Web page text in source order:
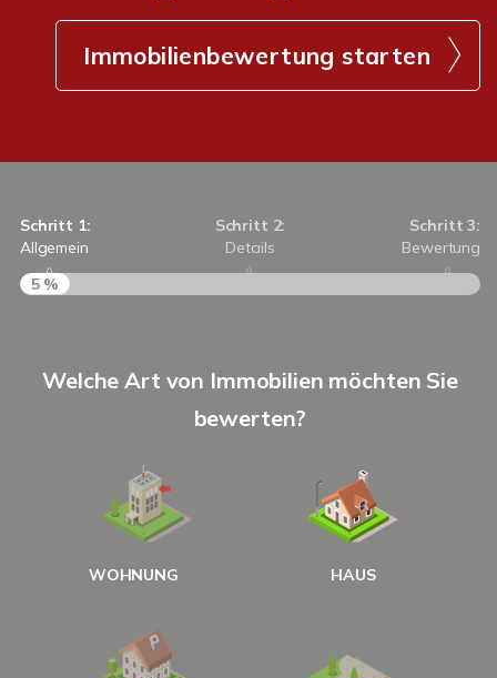
Immobilienbewertung starten
Schritt 1:
Allgemein
Schritt 2:
Details
Schritt 3:
Bewertung
5 %
Welche Art von Immobilien möchten Sie
bewerten?
WOHNUNG HAUS